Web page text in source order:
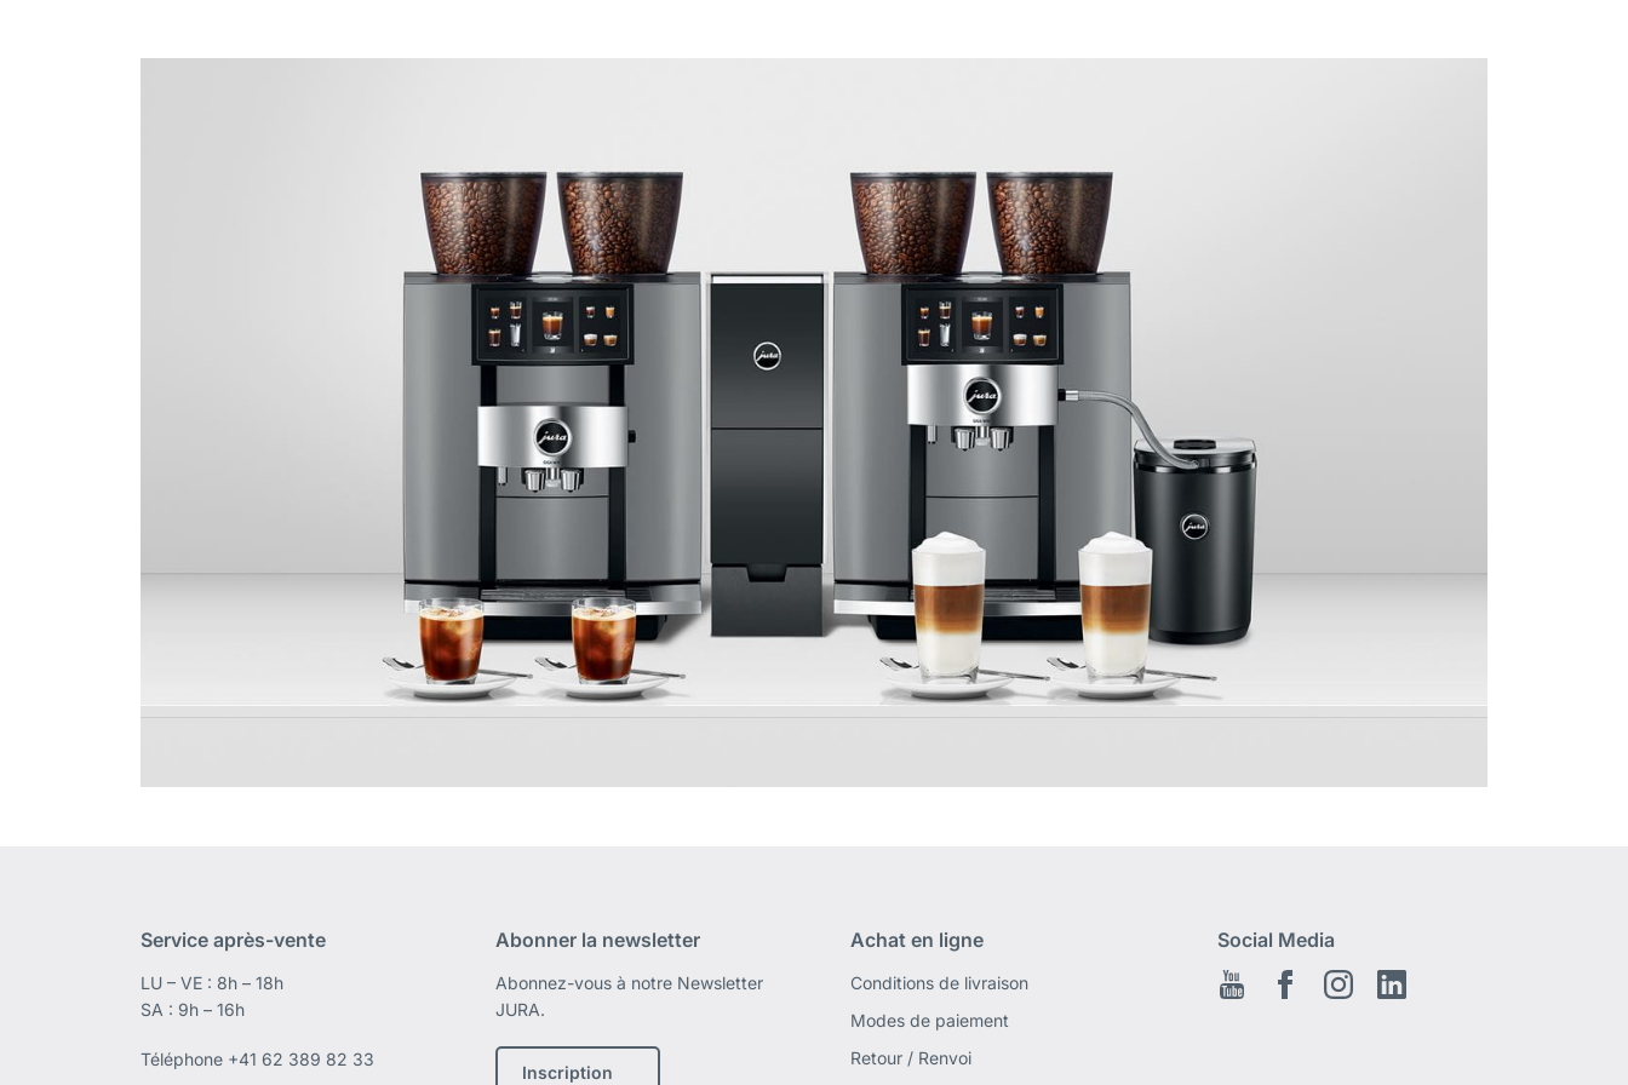
Service après-vente
LU – VE : 8h – 18h
SA : 9h – 16h
Téléphone +41 62 389 82 33
Abonner la newsletter
Abonnez-vous à notre Newsletter
JURA.
Inscription
Achat en ligne
Conditions de livraison
Modes de paiement
Retour / Renvoi
Social Media
Youtube FacebookInstagram